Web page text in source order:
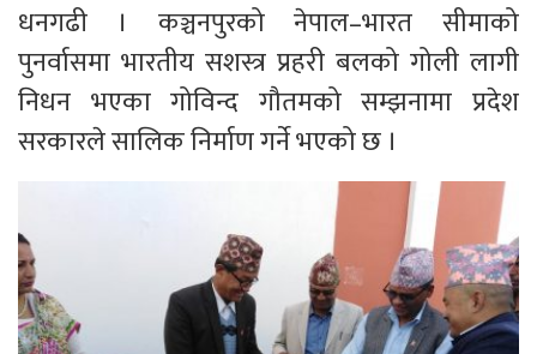
धनगढी । कञ्चनपुरको नेपाल–भारत सीमाको
पुनर्वासमा भारतीय सशस्त्र प्रहरी बलको गोली लागी
निधन भएका गोविन्द गौतमको सम्झनामा प्रदेश
सरकारले सालिक निर्माण गर्ने भएको छ ।